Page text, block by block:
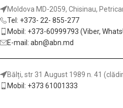
Moldova MD-2059, Chisinau,
Tel: +373- 22- 855-277
Mobil: +373-60999793 (Viber,
E-mail: abn@abn.md
Bălți, str 31 August 1989 n. 41
Mobil: +373 61001333